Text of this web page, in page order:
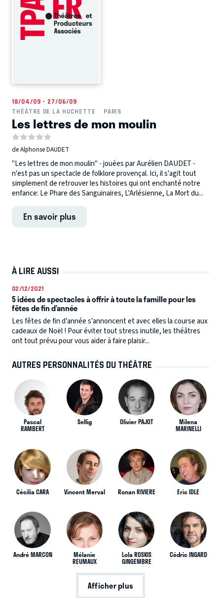
18/04/09 - 27/06/09
THÉÂTRE DE LA HUCHETTE
PARIS
Les lettres de mon moulin
de Alphonse DAUDET
"Les lettres de mon moulin" - jouées par Aurélien DAUDET -
n'est pas un spectacle de folklore provençal. Ici, il s'agit tout
simplement de retrouver les histoires qui ont enchanté notre
enfance: Le Phare des Sanguinaires, L'Arlésienne, La Mort du...
En savoir plus
À LIRE AUSSI
02/12/2021
5 idées de spectacles à offrir à toute la famille pour les
fêtes de fin d’année
Les fêtes de fin d’année s’annoncent et avec elles la course aux
cadeaux de Noël ! Pour éviter tout stress inutile, les théâtres
ont tout prévu pour vous aider à faire plaisir...
AUTRES PERSONNALITÉS DU THÉÂTRE
Pascal
RAMBERT
Sellig Olivier PAJOT Milena
MARINELLI
Cécilia CARA Vincent Merval Ronan RIVIERE Eric IDLE
André MARCON Mélanie
REUMAUX
Lola ROSKIS
GINGEMBRE
Cédric INGARD
Afficher plus